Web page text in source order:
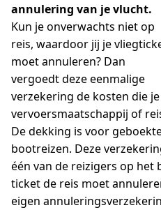
annulering van je vlucht.
Kun je onverwachts niet op
reis, waardoor jij je
moet annuleren? Dan
vergoedt deze eenmalige
verzekering de kosten die
vervoersmaatschappij of
De dekking is voor
bootreizen. Deze
één van de reizigers op
ticket de reis moet
eigen